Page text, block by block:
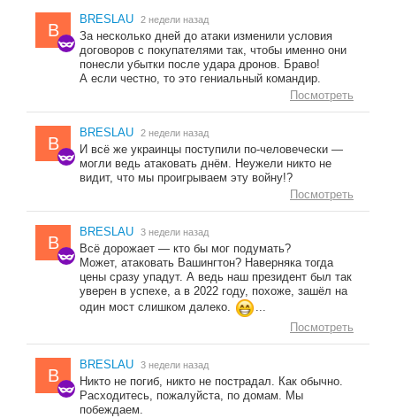
B
BRESLAU 2 недели назад
За несколько дней до атаки изменили условия
договоров с покупателями так, чтобы именно они
понесли убытки после удара дронов. Браво!
А если честно, то это гениальный командир.
Посмотреть
B
BRESLAU 2 недели назад
И всё же украинцы поступили по-человечески —
могли ведь атаковать днём. Неужели никто не
видит, что мы проигрываем эту войну!?
Посмотреть
B
BRESLAU 3 недели назад
Всё дорожает — кто бы мог подумать?
Может, атаковать Вашингтон? Наверняка тогда
цены сразу упадут. А ведь наш президент был так
уверен в успехе, а в 2022 году, похоже, зашёл на
один мост слишком далеко.
Посмотреть
B
BRESLAU 3 недели назад
Никто не погиб, никто не пострадал. Как обычно.
Расходитесь, пожалуйста, по домам. Мы
побеждаем.